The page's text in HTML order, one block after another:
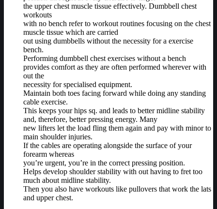
the upper chest muscle tissue effectively. Dumbbell chest
workouts
with no bench refer to workout routines focusing on the chest
muscle tissue which are carried
out using dumbbells without the necessity for a exercise
bench.
Performing dumbbell chest exercises without a bench
provides comfort as they are often performed wherever with
out the
necessity for specialised equipment.
Maintain both toes facing forward while doing any standing
cable exercise.
This keeps your hips sq. and leads to better midline stability
and, therefore, better pressing energy. Many
new lifters let the load fling them again and pay with minor to
main shoulder injuries.
If the cables are operating alongside the surface of your
forearm whereas
you’re urgent, you’re in the correct pressing position.
Helps develop shoulder stability with out having to fret too
much about midline stability.
Then you also have workouts like pullovers that work the lats
and upper chest.